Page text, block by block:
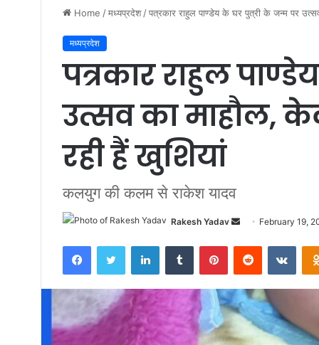
Home /मध्यप्रदेश /पत्रकार राहुल पाण्डेय के घर पुत्री के जन्म पर
मध्यप्रदेश
पत्रकार राहुल
उत्सव का माहौल,
रही हैं खुशियां
कलयुग की कलम से राकेश यादव
Rakesh Yadav
n
d
a
n
e
m
February 19,